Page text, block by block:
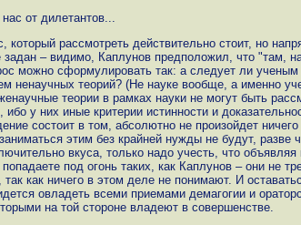
от дилетантов...
который рассмотреть действительно стоит, но
задан – видимо, Каплунов предположил, что "там,
можно сформулировать так: а следует ли ученым
ненаучных теорий? (Не науке вообще, а именно
теории в рамках науки не могут быть
ибо у них иные критерии истинности и
состоит в том, абсолютно не произойдет ничего
этим без крайней нужды не будут, разве
вкуса, только надо учесть, что объявляя
под огонь таких, как Каплунов – они не
как ничего в этом деле не понимают. И
овладеть всеми приемами демагогии и
на той стороне владеют в совершенстве.